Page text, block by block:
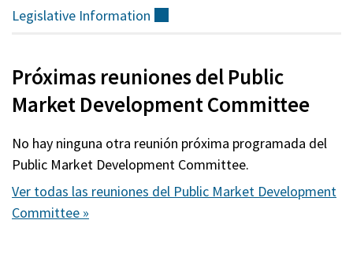
Legislative Information
Próximas reuniones del Public
Market Development Committee
No hay ninguna otra reunión próxima programada del
Public Market Development Committee.
Ver todas las reuniones del Public Market Development
Committee »